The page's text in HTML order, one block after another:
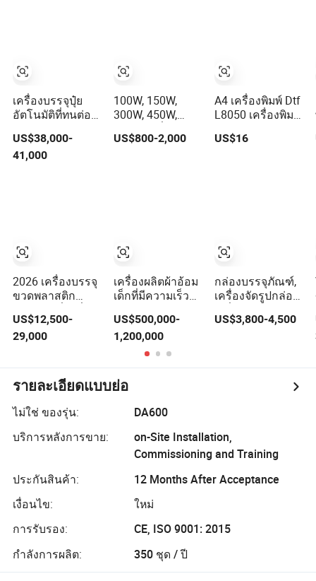
เครื่องบรรจุปุ๋ย
อัตโนมัติที่ทนต่อ
การกัดกร่อน
25kg 30kg เครื่อง
บรรจุถุงวาล์ว
US$38,000-
41,000
2026 เครื่องบรรจุ
ขวดพลาสติก
น้ำอัดลม น้ำแร่
น้ำบริสุทธิ์ น้ำผล
ของเหลวอัตโนมัติ
ราคา
US$12,500-
29,000
100W, 150W,
300W, 450W,
600W, เครื่องตัด
เลเซอร์ไม้และ
เลเซอร์)
US$800-2,000
เครื่องผลิตผ้าอ้อม
เด็กที่มีความเร็วสูง
ทางเศรษฐกิจยอด
เยี่ยม
US$500,000-
1,200,000
A4 เครื่องพิมพ์ Dtf
L8050 เครื่องพิมพ์
ตรงสู่ฟิล์มพร้อม
ชุดเตาอบสั่น
US$16
กล่องบรรจุภัณฑ์,
เครื่องจัดรูปกล่อง,
รูป
US$3,800-4,500
รายละเอียดแบบย่อ
ไม่ใช่ ของรุ่น:
DA600
บริการหลังการขาย:
on-Site Installation,
Commissioning and Training
ประกันสินค้า:
12 Months After Acceptance
เงื่อนไข:
ใหม่
การรับรอง:
CE, ISO 9001: 2015
กำลังการผลิต:
350 ชุด / ปี